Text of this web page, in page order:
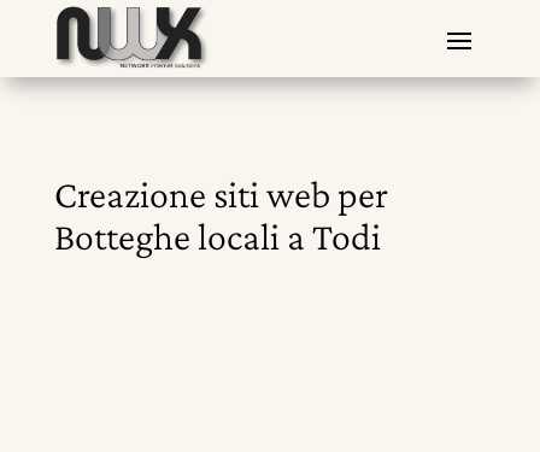
Creazione siti web per
Botteghe locali a Todi